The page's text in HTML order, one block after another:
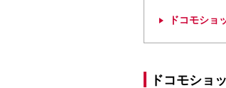
ドコモショ
ドコモショ